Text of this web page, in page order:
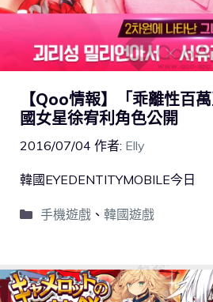
【Qoo情報】「乖離性百
國女星徐宥利角色公開
2016/07/04 作者: Elly
韓國EYEDENTITYMOBILE今日
手機遊戲、 韓國遊戲